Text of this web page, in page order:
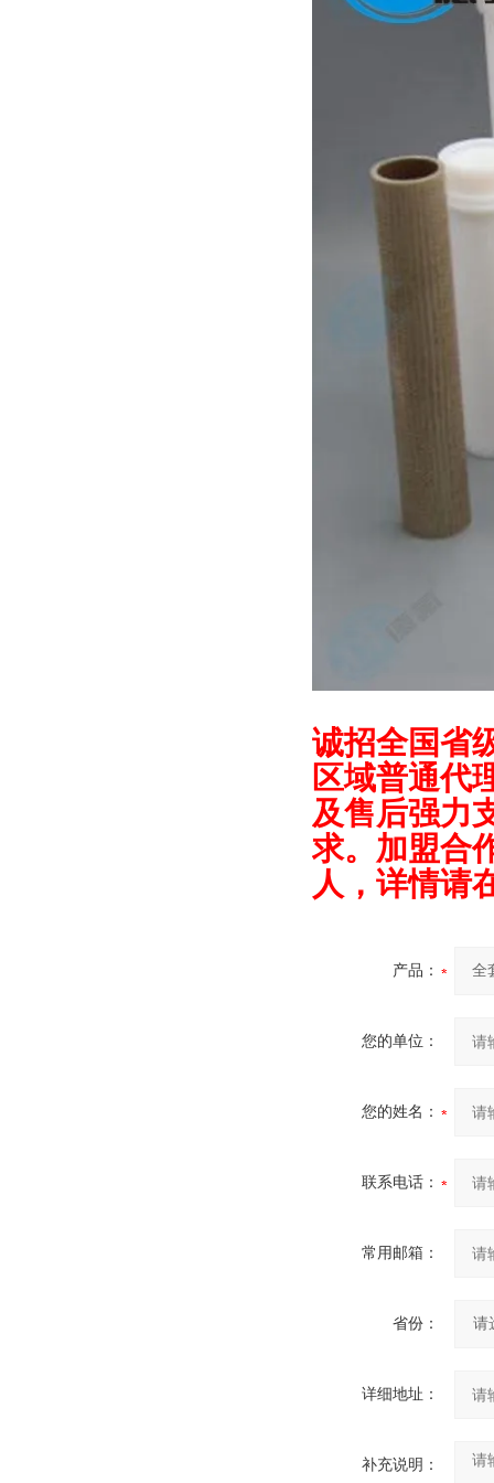
诚招全国省
区域普通代
及售后强力
求。加盟合
人 ， 详情请
产品：
您的单位：
您的姓名：
联系电话：
常用邮箱：
省份：
详细地址：
补充说明：